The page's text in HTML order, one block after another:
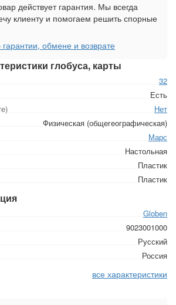
глобуса, карты
32
Есть
Нет
Физическая (общегеографическая)
Марс
Настольная
Пластик
Пластик
Globen
9023001000
Русский
Россия
все характеристики
действует гарантия. Мы всегда
клиенту и помогаем решить спорные
обмене и возврате